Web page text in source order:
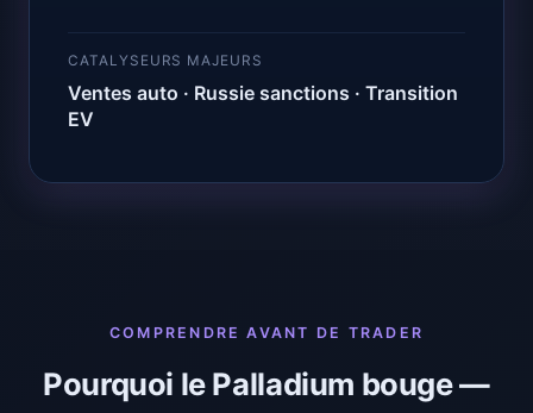
CATALYSEURS MAJEURS
Ventes auto · Russie sanctions · Transition
EV
COMPRENDRE AVANT DE TRADER
Pourquoi le Palladium bouge —